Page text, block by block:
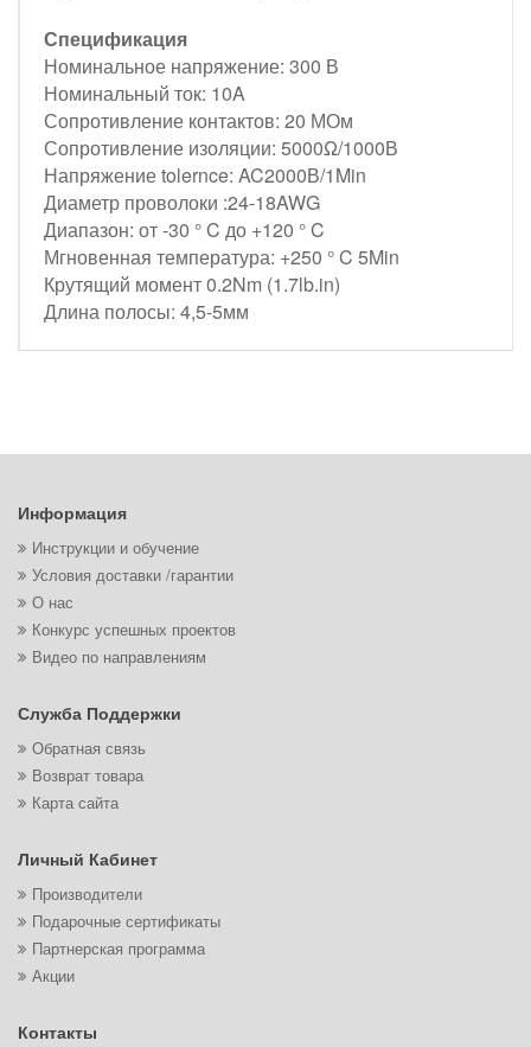
Спецификация
Номинальное напряжение: 300 В
Номинальный ток: 10A
Сопротивление контактов: 20 МОм
Сопротивление изоляции: 5000Ω/1000В
Напряжение tolernce: AC2000В/1Min
Диаметр проволоки :24-18AWG
Диапазон: от -30 ° C до +120 ° C
Мгновенная температура: +250 ° C 5Min
Крутящий момент 0.2Nm (1.7lb.in)
Длина полосы: 4,5-5мм
Информация
Инструкции и обучение
Условия доставки /гарантии
О нас
Конкурс успешных проектов
Видео по направлениям
Служба Поддержки
Обратная связь
Возврат товара
Карта сайта
Личный Кабинет
Производители
Подарочные сертификаты
Партнерская программа
Акции
Контакты